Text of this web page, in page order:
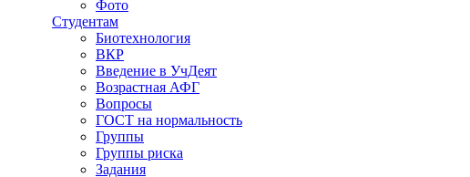
Фото
Студентам
Биотехнология
ВКР
Введение в УчДеят
Возрастная АФГ
Вопросы
ГОСТ на нормальность
Группы
Группы риска
Задания